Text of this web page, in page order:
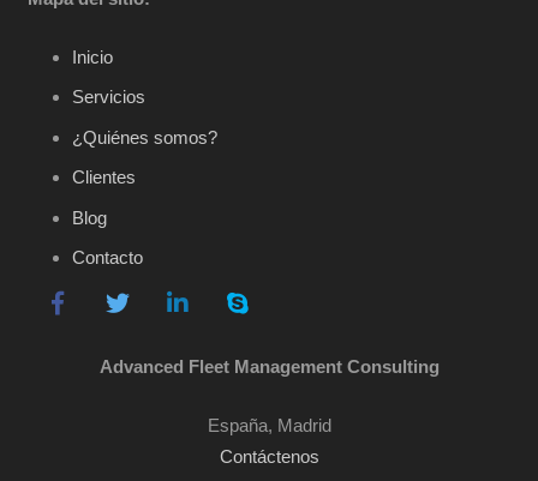
Inicio
Servicios
¿Quiénes somos?
Clientes
Blog
Contacto
Advanced Fleet Management Consulting
España, Madrid
Contáctenos